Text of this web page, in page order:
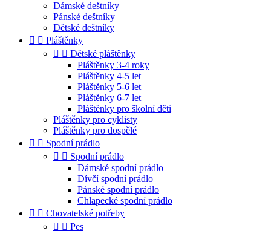
Dámské deštníky
Pánské deštníky
Dětské deštníky
  Pláštěnky
  Dětské pláštěnky
Pláštěnky 3-4 roky
Pláštěnky 4-5 let
Pláštěnky 5-6 let
Pláštěnky 6-7 let
Pláštěnky pro školní děti
Pláštěnky pro cyklisty
Pláštěnky pro dospělé
  Spodní prádlo
  Spodní prádlo
Dámské spodní prádlo
Dívčí spodní prádlo
Pánské spodní prádlo
Chlapecké spodní prádlo
  Chovatelské potřeby
  Pes